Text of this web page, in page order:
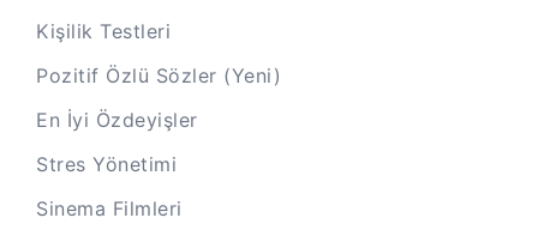
Kişilik Testleri
Pozitif Özlü Sözler (Yeni)
En İyi Özdeyişler
Stres Yönetimi
Sinema Filmleri